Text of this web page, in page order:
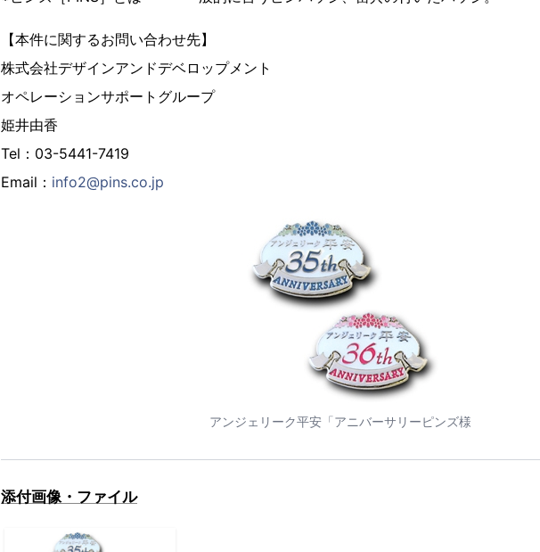
【本件に関するお問い合わせ先】
株式会社デザインアンドデベロップメント
オペレーションサポートグループ
姫井由香
Tel：03-5441-7419
Email： info2@pins.co.jp
アンジェリーク平安「アニバーサリーピンズ様
添付画像・ファイル